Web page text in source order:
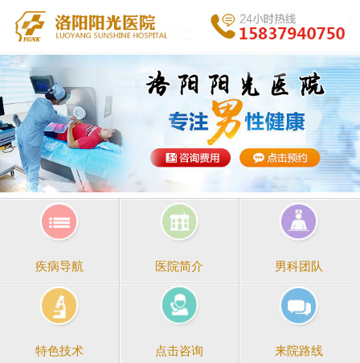
疾病导航 医院简介 男科团队
特色技术 点击咨询 来院路线